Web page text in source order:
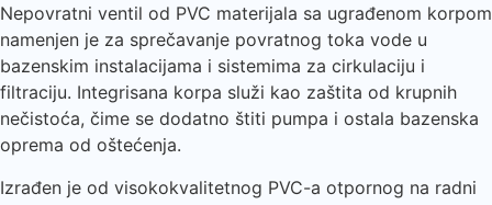
Nepovratni ventil od PVC materijala sa ugrađenom korpom
namenjen je za sprečavanje povratnog toka vode u
bazenskim instalacijama i sistemima za cirkulaciju i
filtraciju. Integrisana korpa služi kao zaštita od krupnih
nečistoća, čime se dodatno štiti pumpa i ostala bazenska
oprema od oštećenja.
Izrađen je od visokokvalitetnog PVC-a otpornog na radni